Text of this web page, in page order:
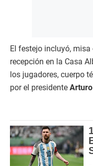
El festejo incluyó,
recepción en la Casa
los jugadores, cuerpo
por el presidente